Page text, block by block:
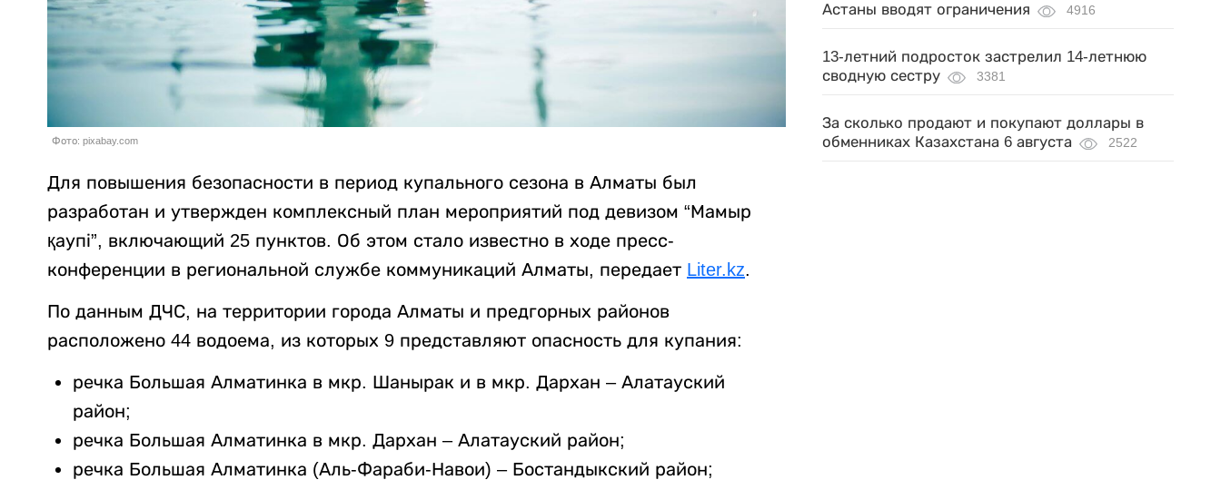
Фото: pixabay.com
Для повышения безопасности в период купального сезона в Алматы был
разработан и утвержден комплексный план мероприятий под девизом “Мамыр
қаупі”, включающий 25 пунктов. Об этом стало известно в ходе пресс-
конференции в региональной службе коммуникаций Алматы, передает Liter.kz.
По данным ДЧС, на территории города Алматы и предгорных районов
расположено 44 водоема, из которых 9 представляют опасность для купания:
речка Большая Алматинка в мкр. Шанырак и в мкр. Дархан – Алатауский
район;
речка Большая Алматинка в мкр. Дархан – Алатауский район;
речка Большая Алматинка (Аль-Фараби-Навои) – Бостандыкский район;
Астаны вводят ограничения
4916
13-летний подросток застрелил 14-летнюю
сводную сестру
3381
За сколько продают и покупают доллары в
обменниках Казахстана 6 августа
2522